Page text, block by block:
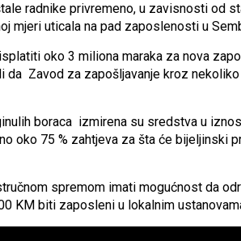
radnike privremeno, u zavisnosti od
mjeri uticala na pad zaposlenosti u
oko 3 miliona maraka za nova
da Zavod za zapošljavanje kroz
boraca izmirena su sredstva u
oko 75 % zahtjeva za šta će bijeljinski
spremom imati mogućnost da
KM biti zaposleni u lokalnim